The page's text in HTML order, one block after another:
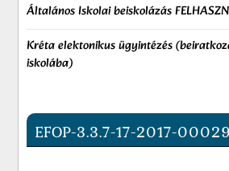
Általános Iskolai beiskolázás
Kréta elektonikus ügyintézés
iskolába)
EFOP-3.3.7-17-2017-